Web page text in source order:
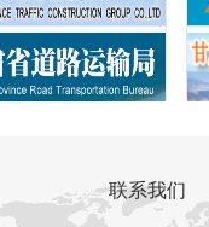
联系我们